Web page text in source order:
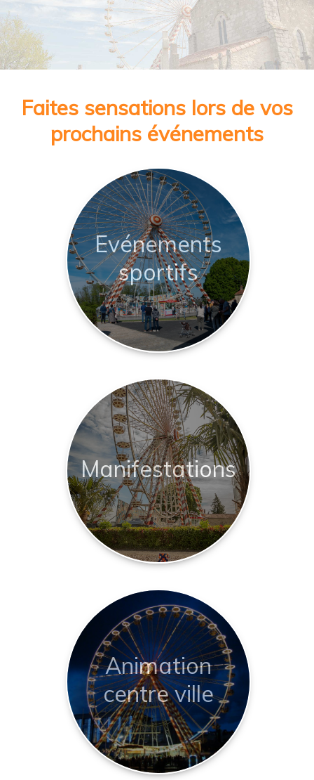
Faites sensations lors de vos
prochains événements
Evénements
sportifs
Manifestations
Animation
centre ville